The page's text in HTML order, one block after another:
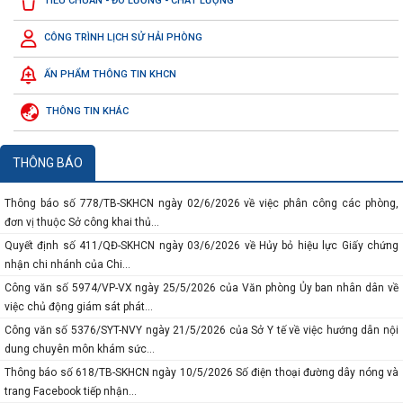
CÔNG TRÌNH LỊCH SỬ HẢI PHÒNG
ẤN PHẨM THÔNG TIN KHCN
THÔNG TIN KHÁC
THÔNG BÁO
hỗ trợ theo phương thức hỗ...
Báo cáo số 31/BC-VP ngày 26/6/2026 của Văn phòng Ủy ban nhân dân thành
Kế hoạch số 314/KH-SKHCN ngày 26/6/2026 tổ chức Hội nghị tập huấn Luật
Bảo vệ bí mật nhà nước và...
Thông báo số 906/TB-SKHCN ngày 24/6/2026 tiếp nhận đăng ký thực hiện
Công văn số 1119/UBND-TH ngày 5/6/2026 của Ủy ban nhân dân thành phố về
việc phân công lịch trực...
Thông báo số 778/TB-SKHCN ngày 02/6/2026 về việc phân công các phòng,
đơn vị thuộc Sở công khai thủ...
Quyết định số 411/QĐ-SKHCN ngày 03/6/2026 về Hủy bỏ hiệu lực Giấy chứng
nhận chi nhánh của Chi...
Công văn số 5974/VP-VX ngày 25/5/2026 của Văn phòng Ủy ban nhân dân về
việc chủ động giám sát phát...
Công văn số 5376/SYT-NVY ngày 21/5/2026 của Sở Y tế về việc hướng dẫn nội
dung chuyên môn khám sức...
Thông báo số 618/TB-SKHCN ngày 10/5/2026 Số điện thoại đường dây nóng và
trang Facebook tiếp nhận...